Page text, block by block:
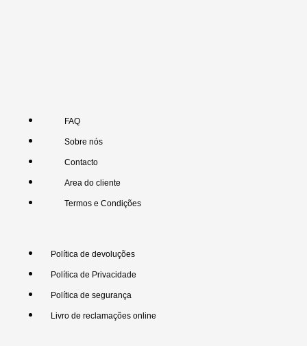
FAQ
Sobre nós
Contacto
Area do cliente
Termos e Condições
Política de devoluções
Política de Privacidade
Política de segurança
Livro de reclamações online